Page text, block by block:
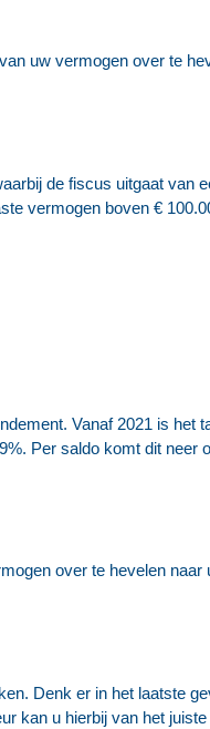
uw vermogen over te
de fiscus uitgaat van
vermogen boven €
Vanaf 2021 is het
Per saldo komt dit neer
over te hevelen naar
Denk er in het laatste
kan u hierbij van het